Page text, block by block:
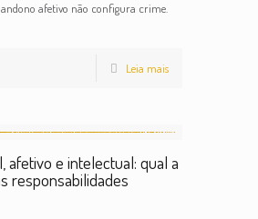
afetivo não configura crime.
Leia mais
afetivo e intelectual: qual a
responsabilidades